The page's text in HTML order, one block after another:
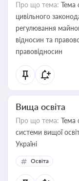
Про що тема: Тема
цивільного
регулювання
відносин та
правовідносин
Вища освіта
Про що тема: Тема
системи вищої
Україні
Освіта